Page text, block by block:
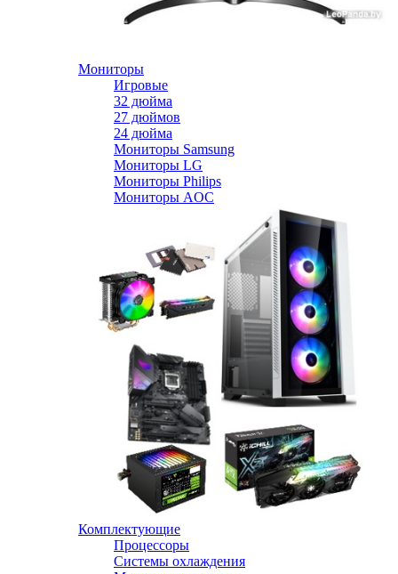
Мониторы
Игровые
32 дюйма
27 дюймов
24 дюйма
Мониторы Samsung
Мониторы LG
Мониторы Philips
Мониторы AOC
Комплектующие
Процессоры
Системы охлаждения